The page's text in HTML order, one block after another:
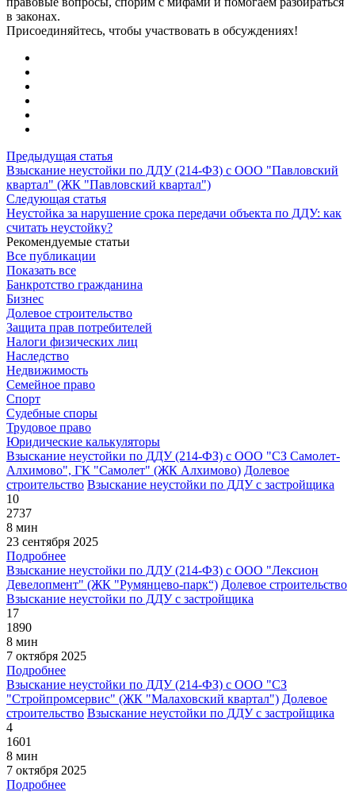
в законах.
Присоединяйтесь, чтобы участвовать в обсуждениях!
Предыдущая статья
Взыскание неустойки по ДДУ (214-ФЗ) с ООО "Павловский
квартал" (ЖК "Павловский квартал")
Следующая статья
Неустойка за нарушение срока передачи объекта по ДДУ: как
считать неустойку?
Рекомендуемые статьи
Все публикации
Показать все
Банкротство гражданина
Бизнес
Долевое строительство
Защита прав потребителей
Налоги физических лиц
Наследство
Недвижимость
Семейное право
Спорт
Судебные споры
Трудовое право
Юридические калькуляторы
Взыскание неустойки по ДДУ (214-ФЗ) с ООО "СЗ Самолет-
Алхимово", ГК "Самолет" (ЖК Алхимово) Долевое
строительство Взыскание неустойки по ДДУ с застройщика
10
2737
8 мин
23 сентября 2025
Подробнее
Взыскание неустойки по ДДУ (214-ФЗ) с ООО "Лексион
Девелопмент" (ЖК "Румянцево-парк“) Долевое строительство
Взыскание неустойки по ДДУ с застройщика
17
1890
8 мин
7 октября 2025
Подробнее
Взыскание неустойки по ДДУ (214-ФЗ) с ООО "СЗ
"Стройпромсервис" (ЖК "Малаховский квартал") Долевое
строительство Взыскание неустойки по ДДУ с застройщика
4
1601
8 мин
7 октября 2025
Подробнее